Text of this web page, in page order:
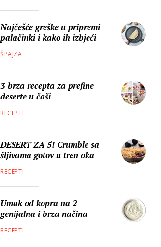
Najčešće greške u pripremi
palačinki i kako ih izbjeći
ŠPAJZA
3 brza recepta za prefine
deserte u čaši
RECEPTI
DESERT ZA 5! Crumble sa
šljivama gotov u tren oka
RECEPTI
Umak od kopra na 2
genijalna i brza načina
RECEPTI